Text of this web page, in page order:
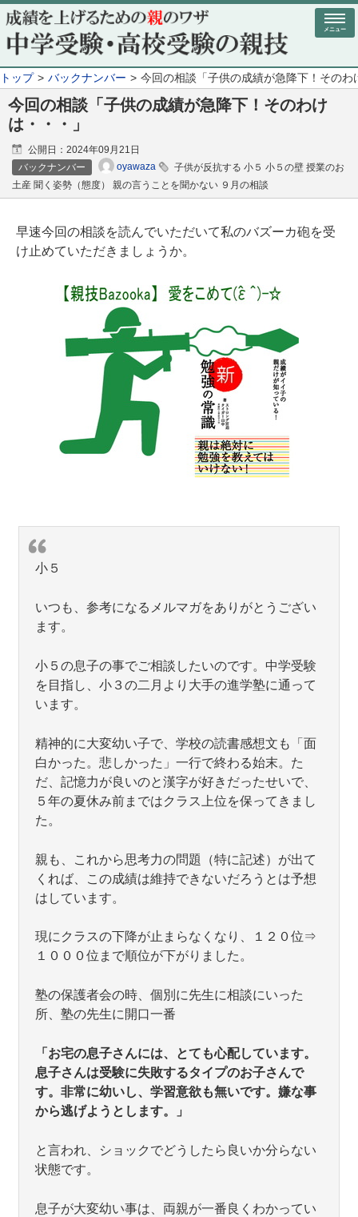
メニュー
トップ バックナンバー 今回の相談「子供の成績が急降下！そのわ
今回の相談「子供の成績が急降下！そのわけ
は・・・」
公開日： 2024年09月21日
バックナンバー
oyawaza
子供が反抗する 小５ 小５の壁 授業のお
土産 聞く姿勢（態度） 親の言うことを聞かない ９月の相談
早速今回の相談を読んでいただいて私のバズーカ砲を受
け止めていただきましょうか。
小５
いつも、参考になるメルマガをありがとうござい
ます。
小５の息子の事でご相談したいのです。中学受験
を目指し、小３の二月より大手の進学塾に通って
います。
精神的に大変幼い子で、学校の読書感想文も「面
白かった。悲しかった」一行で終わる始末。た
だ、記憶力が良いのと漢字が好きだったせいで、
５年の夏休み前まではクラス上位を保ってきまし
た。
親も、これから思考力の問題（特に記述）が出て
くれば、この成績は維持できないだろうとは予想
はしています。
現にクラスの下降が止まらなくなり、１２０位⇒
１０００位まで順位が下がりました。
塾の保護者会の時、個別に先生に相談にいった
所、塾の先生に開口一番
「お宅の息子さんには、とても心配しています。
息子さんは受験に失敗するタイプのお子さんで
す。非常に幼いし、学習意欲も無いです。嫌な事
から逃げようとします。」
と言われ、ショックでどうしたら良いか分らない
状態です。
息子が大変幼い事は、両親が一番良くわかってい